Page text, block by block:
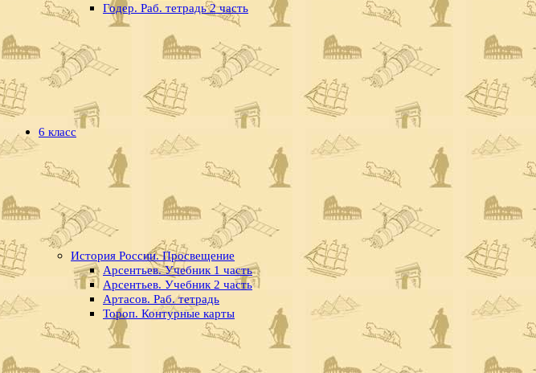
Годер. Раб. тетрадь 2 часть
6 класс
История России. Просвещение
Арсентьев. Учебник 1 часть
Арсентьев. Учебник 2 часть
Артасов. Раб. тетрадь
Тороп. Контурные карты